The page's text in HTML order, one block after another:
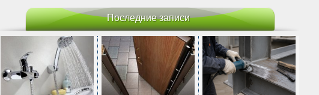
Последние записи